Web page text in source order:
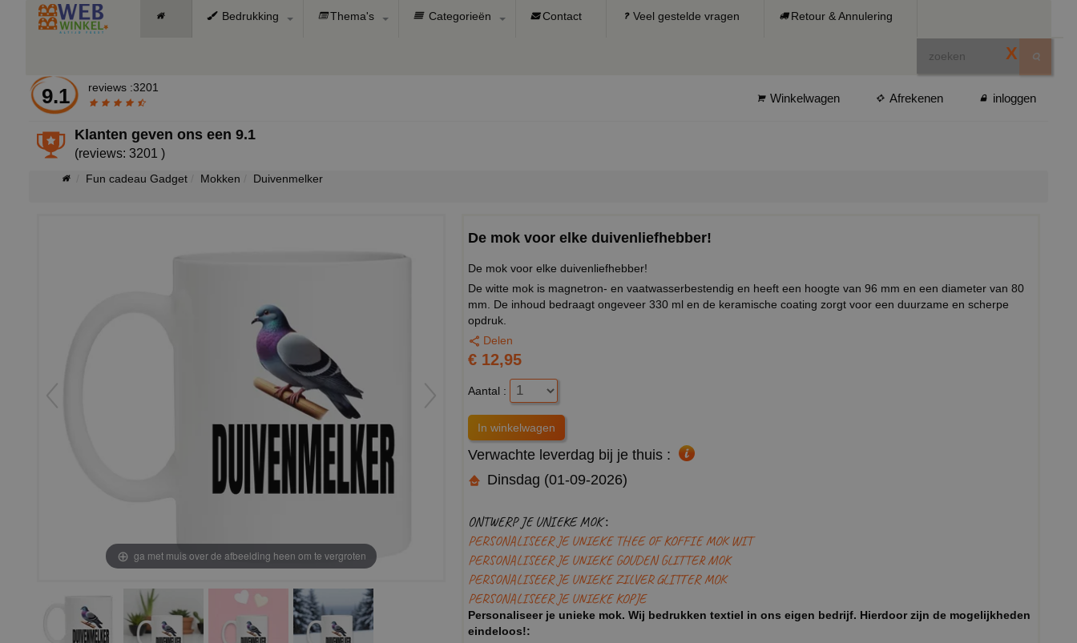
Bedrukking Thema's Categorieën Contact Veel gestelde vragen Retour & Annulering
X
9.1 reviews :3201
Winkelwagen Afrekenen inloggen
Klanten geven ons een9.1
(reviews: 3201 )
Fun cadeau Gadget Mokken Duivenmelker
ga met muis over de afbeelding heen om te vergroten
De mok voor elke duivenliefhebber!
De mok voor elke duivenliefhebber!
De witte mok is magnetron- en vaatwasserbestendig en heeft een hoogte van 96 mm en een diameter van 80
mm. De inhoud bedraagt ongeveer 330 ml en de keramische coating zorgt voor een duurzame en scherpe
opdruk.
Delen
€ 12,95
Aantal :
Verwachte leverdag bij je thuis :
Dinsdag (01-09-2026)
ONTWERP JE UNIEKE MOK :
PERSONALISEER JE UNIEKE THEE OF KOFFIE MOK WIT
PERSONALISEER JE UNIEKE GOUDEN GLITTER MOK
PERSONALISEER JE UNIEKE ZILVER GLITTER MOK
PERSONALISEER JE UNIEKE KOPJE
Personaliseer je unieke mok. Wij bedrukken textiel in ons eigen bedrijf. Hierdoor zijn de mogelijkheden
eindeloos!: